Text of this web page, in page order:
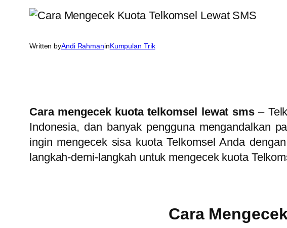
Written byAndi RahmaninKumpulan Trik
Cara mengecek kuota telkomsel lewat sms–
Indonesia, dan banyak pengguna mengandalkan
ingin mengecek sisa kuota Telkomsel Anda
langkah-demi-langkah untuk mengecek kuota
Cara